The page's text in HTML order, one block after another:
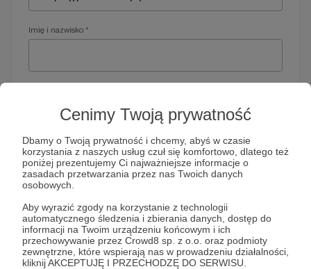
Cenimy Twoją prywatność
Dbamy o Twoją prywatność i chcemy, abyś w czasie
korzystania z naszych usług czuł się komfortowo, dlatego też
poniżej prezentujemy Ci najważniejsze informacje o
zasadach przetwarzania przez nas Twoich danych
osobowych.
Aby wyrazić zgody na korzystanie z technologii
automatycznego śledzenia i zbierania danych, dostęp do
informacji na Twoim urządzeniu końcowym i ich
przechowywanie przez Crowd8 sp. z o.o. oraz podmioty
zewnętrzne, które wspierają nas w prowadzeniu działalności,
kliknij AKCEPTUJĘ I PRZECHODZĘ DO SERWISU.
Imię i nazwisko *
Telefon *
dodatkowe pytania
Treść wiadomości *